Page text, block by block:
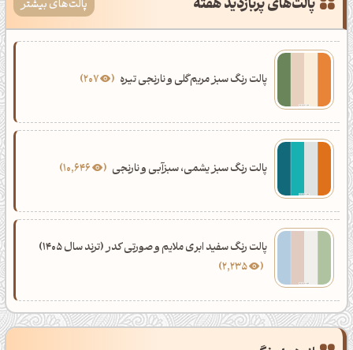
پالت‌های پربازدید هفته پالت‌های بیشتر
پالت رنگ سبز مریم‌گلی و نارنجی تیره 207
پالت رنگ سبز یشمی، سبزآبی و نارنجی
پالت رنگ سفید ابری ملایم و صورتی کدر (ترند سال 1405)
2,235